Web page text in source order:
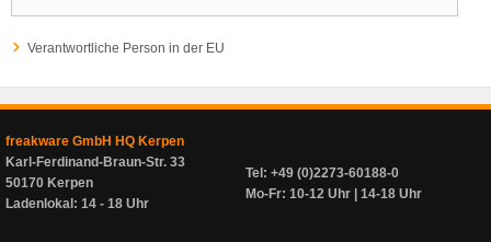
Verantwortliche Person in der EU
freakware GmbH HQ Kerpen
Karl-Ferdinand-Braun-Str. 33
50170 Kerpen
Ladenlokal: 14 - 18 Uhr
Tel: +49 (0)2273-60188-0
Mo-Fr: 10-12 Uhr | 14-18 Uhr